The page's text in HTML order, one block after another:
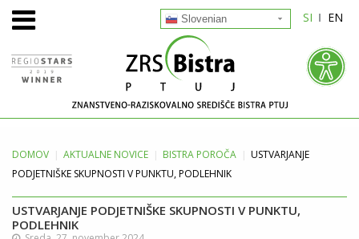
SI EN
Slovenian
DOMOV AKTUALNE NOVICE BISTRA POROČA
USTVARJANJE
PODJETNIŠKE SKUPNOSTI V PUNKTU, PODLEHNIK
USTVARJANJE PODJETNIŠKE SKUPNOSTI V PUNKTU,
PODLEHNIK